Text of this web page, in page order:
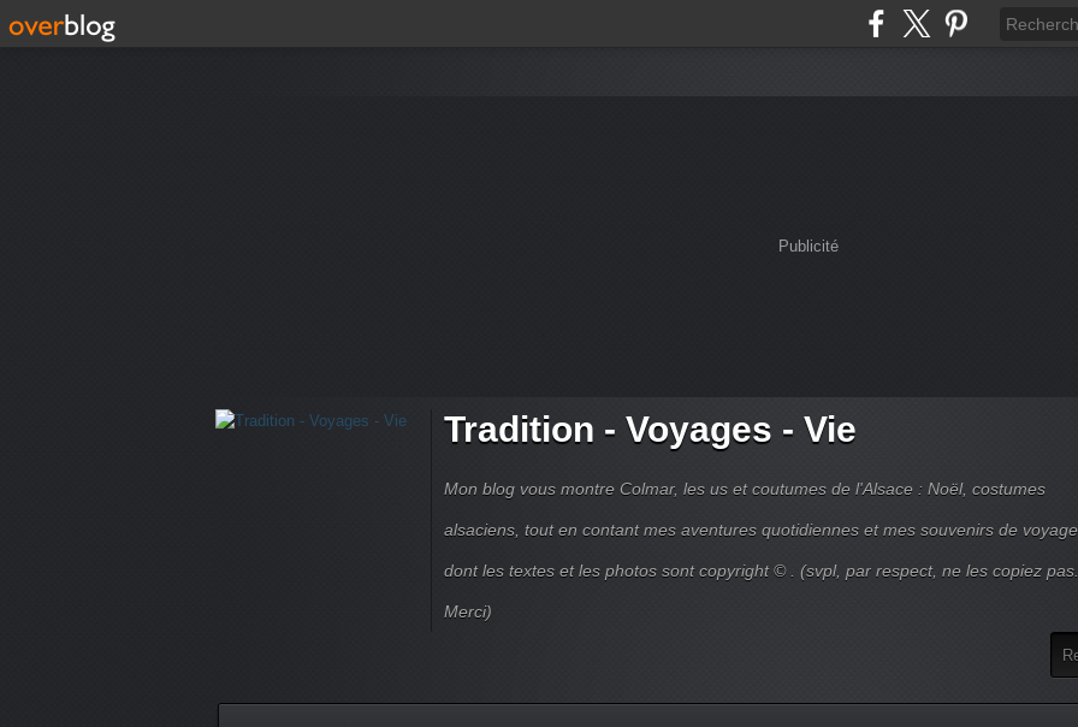
Publicité
Tradition - Voyages - Vie
Mon blog vous montre Colmar, les us et coutumes de l'Alsace : Noël, costumes
alsaciens, tout en contant mes aventures quotidiennes et mes souvenirs de
dont les textes et les photos sont copyright © . (svpl, par respect, ne les copiez pas.
Merci)